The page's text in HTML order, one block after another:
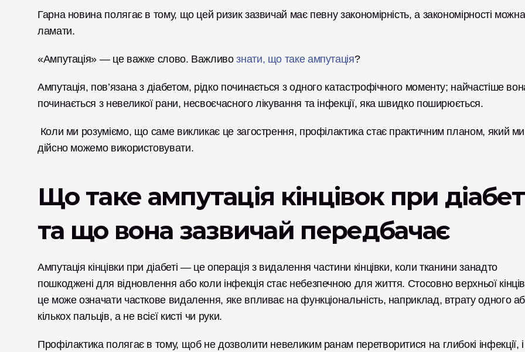
Гарна новина полягає в тому, що цей ризик зазвичай має певну закономірність, а закономірності можна
ламати.
«Ампутація» — це важке слово. Важливо знати, що таке ампутація?
Ампутація, пов’язана з діабетом, рідко починається з одного катастрофічного моменту; найчастіше
починається з невеликої рани, несвоєчасного лікування та інфекції, яка швидко поширюється.
Коли ми розуміємо, що саме викликає це загострення, профілактика стає практичним планом, який ми
дійсно можемо використовувати.
Що таке ампутація кінцівок при
та що вона зазвичай передбачає
Ампутація кінцівки при діабеті — це операція з видалення частини кінцівки, коли тканини занадто
пошкоджені для відновлення або коли інфекція стає небезпечною для життя. Стосовно верхньої
це може означати часткове видалення, яке впливає на функціональність, наприклад, втрату одного
кількох пальців, а не всієї кисті чи руки.
Профілактика полягає в тому, щоб не дозволити невеликим ранам перетворитися на глибокі інфекції, і